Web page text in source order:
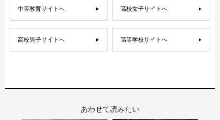
中等教育サイトへ 高校女子サイトへ
高校男子サイトへ 高等学校サイトへ
あわせて読みたい